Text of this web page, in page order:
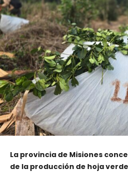
La provincia de Misiones
de la producción de hoja